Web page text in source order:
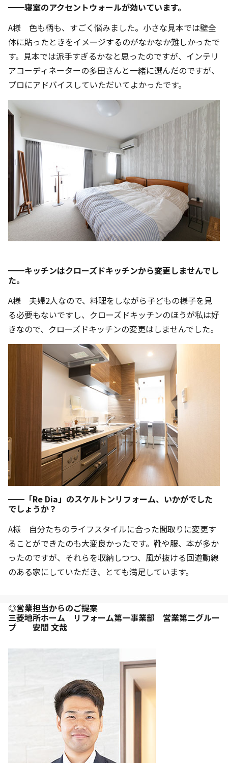
━━寝室のアクセントウォールが効いています。
A様 色も柄も、すごく悩みました。小さな見本では壁全
体に貼ったときをイメージするのがなかなか難しかったで
す。見本では派手すぎるかなと思ったのですが、インテリ
アコーディネーターの多田さんと一緒に選んだのですが、
プロにアドバイスしていただいてよかったです。
━━キッチンはクローズドキッチンから変更しませんでし
た。
A様 夫婦2人なので、料理をしながら子どもの様子を見
る必要もないですし、クローズドキッチンのほうが私は好
きなので、クローズドキッチンの変更はしませんでした。
━━「Re Dia」のスケルトンリフォーム、いかがでした
でしょうか？
A様 自分たちのライフスタイルに合った間取りに変更す
ることができたのも大変良かったです。靴や服、本が多か
ったのですが、それらを収納しつつ、風が抜ける回遊動線
のある家にしていただき、とても満足しています。
◎営業担当からのご提案
三菱地所ホーム リフォーム第一事業部 営業第二グルー
プ 安間 文哉